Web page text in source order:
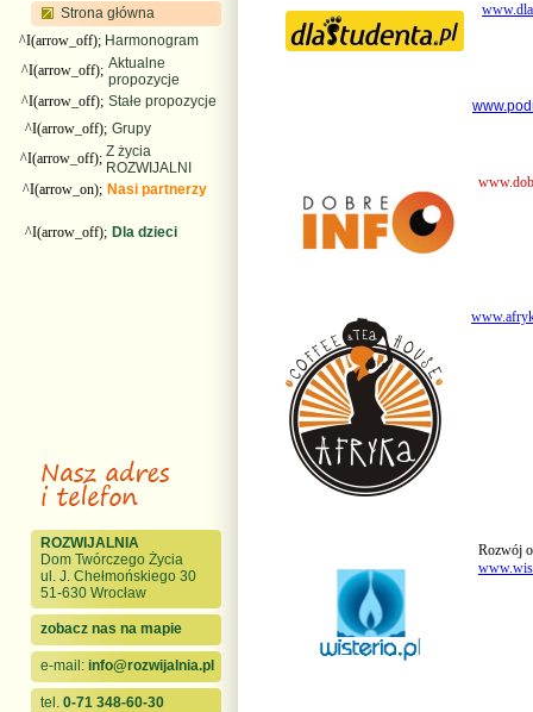
Strona główna
^I(arrow_off); Harmonogram
^I(arrow_off); Aktualne
propozycje
^I(arrow_off); Stałe propozycje
^I(arrow_off); Grupy
^I(arrow_off); Z życia
ROZWIJALNI
^I(arrow_on); Nasi partnerzy
^I(arrow_off); Dla dzieci
ROZWIJALNIA
Dom Twórczego Życia
ul. J. Chełmońskiego 30
51-630 Wrocław
zobacz nas na mapie
e-mail: info@rozwijalnia.pl
tel. 0-71 348-60-30
Rozwój